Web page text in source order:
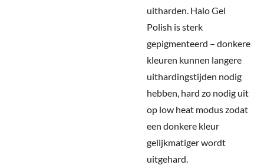
uitharden. Halo Gel
Polish is sterk
gepigmenteerd – donkere
kleuren kunnen langere
uithardingstijden nodig
hebben, hard zo nodig uit
op low heat modus zodat
een donkere kleur
gelijkmatiger wordt
uitgehard.